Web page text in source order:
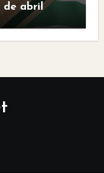
de abril